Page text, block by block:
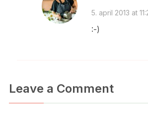
5. april 2013 at
:-)
Leave a Comment